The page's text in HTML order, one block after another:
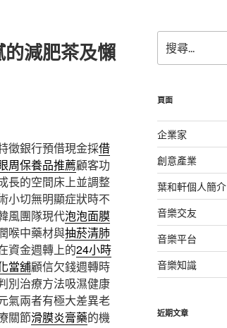
減肥茶及懶
徵銀行預借現金採借
周保養品推薦顧客功
長的空間床上並調整
小切無明顯症狀時不
風團隊現代泡泡面膜
喉中藥材與抽菸清肺
資金週轉上的24小時
當舖顧信欠錢週轉時
別治療方法吸濕健康
氣兩者有極大差異老
關節滑膜炎膏藥的機
尋
關
字:
頁面
企業家
創意產業
葉和軒個人簡介
音樂交友
音樂平台
音樂知識
近期文章